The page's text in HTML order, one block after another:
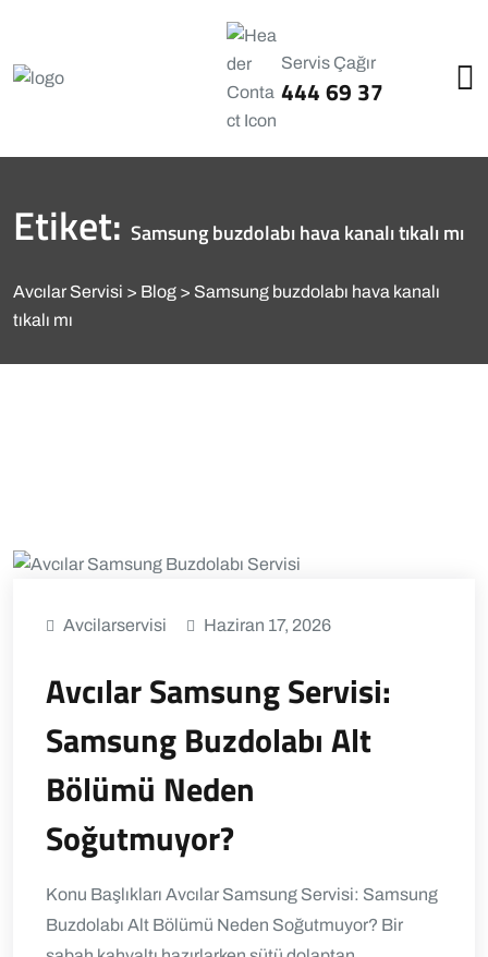
Servis Çağır
444 69 37
Etiket: Samsung buzdolabı hava kanalı tıkalı mı
Avcılar Servisi Blog
Samsung buzdolabı hava kanalı
tıkalı mı
Avcilarservisi Haziran 17, 2026
Avcılar Samsung Servisi:
Samsung Buzdolabı Alt
Bölümü Neden
Soğutmuyor?
Konu Başlıkları Avcılar Samsung Servisi: Samsung
Buzdolabı Alt Bölümü Neden Soğutmuyor? Bir